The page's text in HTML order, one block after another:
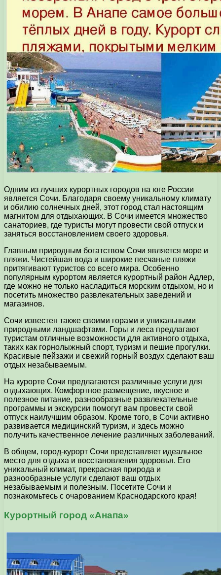
Одним из лучших курортных городов на юге России
является Сочи. Благодаря своему уникальному климату
и обилию солнечных дней, этот город стал настоящим
магнитом для отдыхающих. В Сочи имеется множество
санаториев, где туристы могут провести свой отпуск и
заняться восстановлением своего здоровья.
Главным природным богатством Сочи является море и
пляжи. Чистейшая вода и широкие песчаные пляжи
притягивают туристов со всего мира. Особенно
популярным курортом является курортный район Адлер,
где можно не только насладиться морским отдыхом, но и
посетить множество развлекательных заведений и
магазинов.
Сочи известен также своими горами и уникальными
природными ландшафтами. Горы и леса предлагают
туристам отличные возможности для активного отдыха,
таких как горнолыжный спорт, туризм и пешие прогулки.
Красивые пейзажи и свежий горный воздух сделают ваш
отдых незабываемым.
На курорте Сочи предлагаются различные услуги для
отдыхающих. Комфортное размещение, вкусное и
полезное питание, разнообразные развлекательные
программы и экскурсии помогут вам провести свой
отпуск наилучшим образом. Кроме того, в Сочи активно
развивается медицинский туризм, и здесь можно
получить качественное лечение различных заболеваний.
В общем, город-курорт Сочи представляет идеальное
место для отдыха и восстановления здоровья. Его
уникальный климат, прекрасная природа и
разнообразные услуги сделают ваш отдых
незабываемым и полезным. Посетите Сочи и
познакомьтесь с очарованием Краснодарского края!
Курортный город «Анапа»